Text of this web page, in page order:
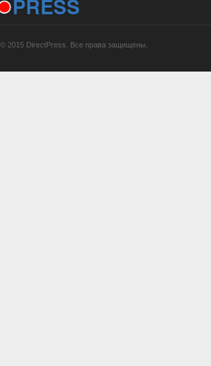
© 2015 DirectPress. Все права защищены.